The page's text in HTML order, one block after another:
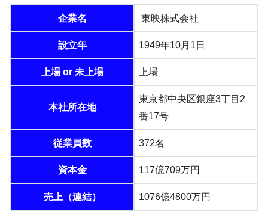
企業名 東映株式会社
設立年 1949年10月1日
上場 or 未上場 上場
本社所在地
東京都中央区銀座3丁目2
番17号
従業員数 372名
資本金 117億709万円
売上（連結） 1076億4800万円